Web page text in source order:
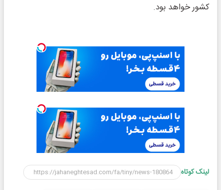
کشور خواهد بود.
لینک کوتاه